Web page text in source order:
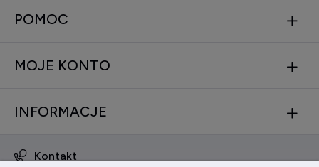
POMOC
MOJE KONTO
INFORMACJE
Kontakt